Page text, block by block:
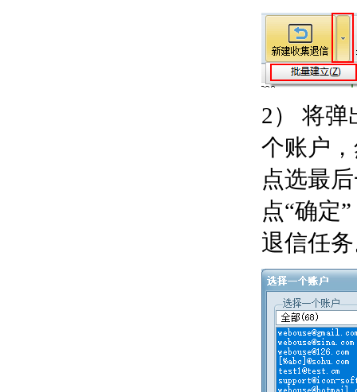
2） 将弹
个账户
点选最
点“确定
退信任